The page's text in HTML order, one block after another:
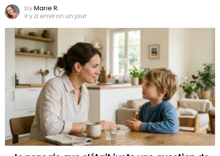
byMarie R.
il y a environ un jour